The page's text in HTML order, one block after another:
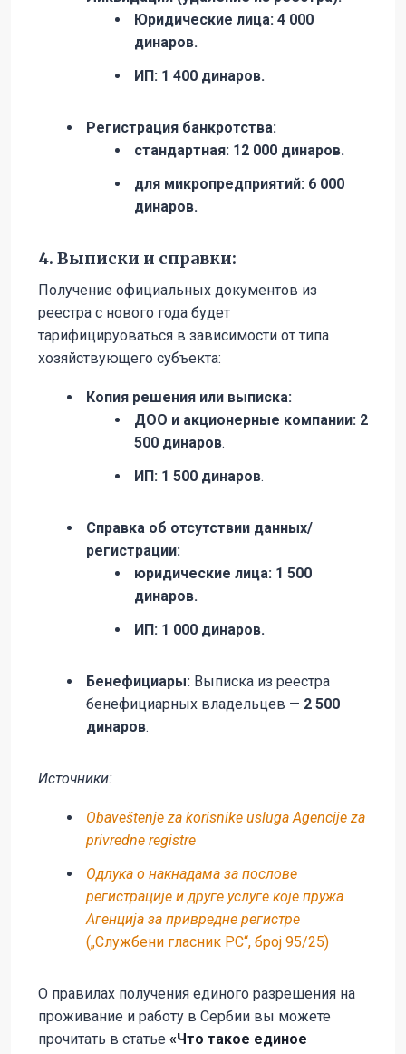
Юридические лица: 4 000
динаров.
ИП: 1 400 динаров.
Регистрация банкротства:
стандартная: 12 000 динаров.
для микропредприятий: 6 000
динаров.
4. Выписки и справки:
Получение официальных документов из
реестра с нового года будет
тарифицируоваться в зависимости от типа
хозяйствующего субъекта:
Копия решения или выписка:
ДОО и акционерные компании: 2
500 динаров.
ИП: 1 500 динаров.
Справка об отсутствии данных/
регистрации:
юридические лица: 1 500
динаров.
ИП: 1 000 динаров.
Бенефициары: Выписка из реестра
бенефициарных владельцев — 2 500
динаров.
Источники:
Obaveštenje za korisnike usluga Agencije za
privredne registre
Одлука о накнадама за послове
регистрације и друге услуге које пружа
Агенција за привредне регистре
(„Службени гласник РС“, број 95/25)
О правилах получения единого разрешения на
проживание и работу в Сербии вы можете
прочитать в статье «Что такое единое